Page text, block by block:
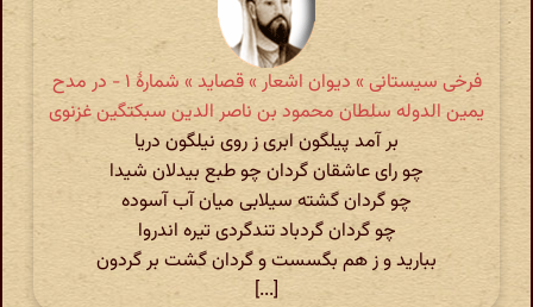
فرخی سیستانی » دیوان اشعار » قصاید » شمارهٔ ۱ - در مدح
یمین الدوله سلطان محمود بن ناصر الدین سبکتگین غزنوی
بر آمد پیلگون ابری ز روی نیلگون دریا
چو رای عاشقان گردان چو طبع بیدلان شیدا
چو گردان گشته سیلابی میان آب آسوده
چو گردان گردباد تندگردی تیره اندروا
ببارید و ز هم بگسست و گردان گشت بر گردون
[...]